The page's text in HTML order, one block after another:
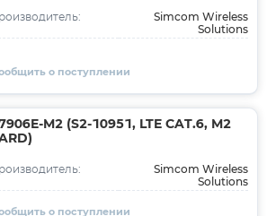
Simcom Wireless
Solutions
о поступлении
M2 (S2-10951, LTE CAT.6, M2
Simcom Wireless
Solutions
о поступлении